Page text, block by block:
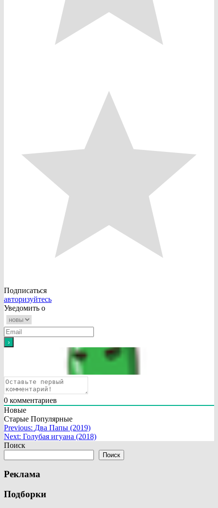
Подписаться
авторизуйтесь
Уведомить о
0 комментариев
Новые
Старые Популярные
Навигация
по
Previous: Два Папы (2019)
Next: Голубая игуана (2018)
Поиск
Поиск
Реклама
Подборки